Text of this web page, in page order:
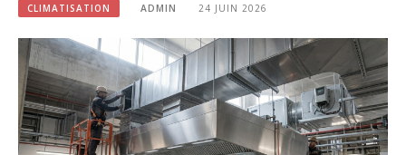
CLIMATISATION ADMIN 24 JUIN 2026